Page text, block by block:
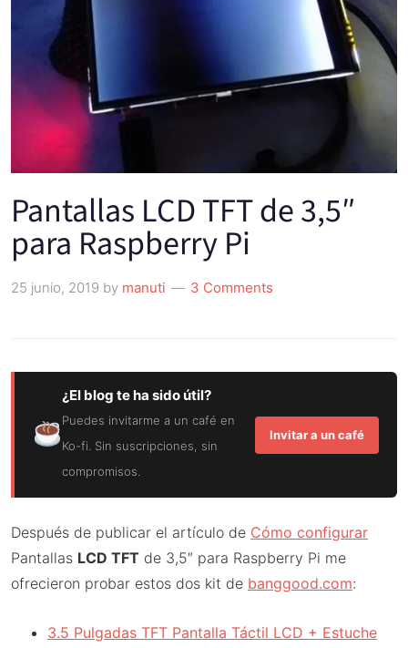
Pantallas LCD TFT de 3,5″
para Raspberry Pi
25 junio, 2019 by manuti 3 Comments
¿El blog te ha sido útil?
Puedes invitarme a un café en
Ko-fi. Sin suscripciones, sin
compromisos.
Invitar a un café
Después de publicar el artículo de Cómo configurar
Pantallas LCD TFT de 3,5″ para Raspberry Pi me
ofrecieron probar estos dos kit de banggood.com:
3.5 Pulgadas TFT Pantalla Táctil LCD + Estuche